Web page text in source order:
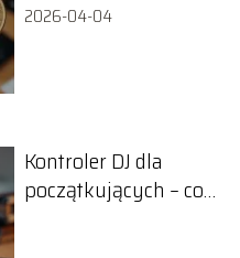
2026-04-04
Kontroler DJ dla
początkujących – co